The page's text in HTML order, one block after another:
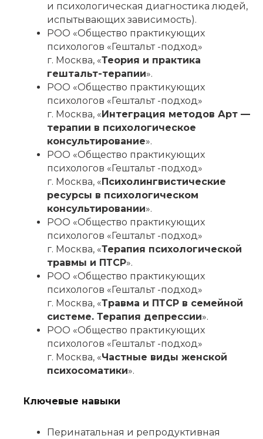
и психологическая диагностика людей,
испытывающих зависимость).
РОО «Общество практикующих
психологов «Гештальт -подход»
г. Москва, «Теория и практика
гештальт-терапии».
РОО «Общество практикующих
психологов «Гештальт -подход»
г. Москва, « Интеграция методов Арт —
терапии в психологическое
консультирование».
РОО «Общество практикующих
психологов «Гештальт -подход»
г. Москва, « Психолингвистические
ресурсы в психологическом
консультировании».
РОО «Общество практикующих
психологов «Гештальт -подход»
г. Москва, «Терапия психологической
травмы и ПТСР».
РОО «Общество практикующих
психологов «Гештальт -подход»
г. Москва, «Травма и ПТСР в семейной
системе. Терапия депрессии».
РОО «Общество практикующих
психологов «Гештальт -подход»
г. Москва, «Частные виды женской
психосоматики».
Ключевые навыки
Перинатальная и репродуктивная